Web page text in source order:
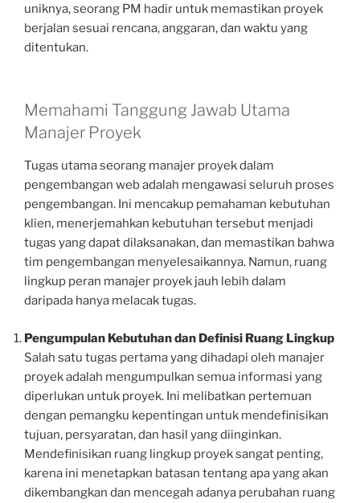
uniknya, seorang PM hadir untuk memastikan proyek
berjalan sesuai rencana, anggaran, dan waktu yang
ditentukan.
Memahami Tanggung Jawab Utama
Manajer Proyek
Tugas utama seorang manajer proyek dalam
pengembangan web adalah mengawasi seluruh proses
pengembangan. Ini mencakup pemahaman kebutuhan
klien, menerjemahkan kebutuhan tersebut menjadi
tugas yang dapat dilaksanakan, dan memastikan bahwa
tim pengembangan menyelesaikannya. Namun, ruang
lingkup peran manajer proyek jauh lebih dalam
daripada hanya melacak tugas.
Pengumpulan Kebutuhan dan Definisi Ruang Lingkup
Salah satu tugas pertama yang dihadapi oleh manajer
proyek adalah mengumpulkan semua informasi yang
diperlukan untuk proyek. Ini melibatkan pertemuan
dengan pemangku kepentingan untuk mendefinisikan
tujuan, persyaratan, dan hasil yang diinginkan.
Mendefinisikan ruang lingkup proyek sangat penting,
karena ini menetapkan batasan tentang apa yang akan
dikembangkan dan mencegah adanya perubahan ruang